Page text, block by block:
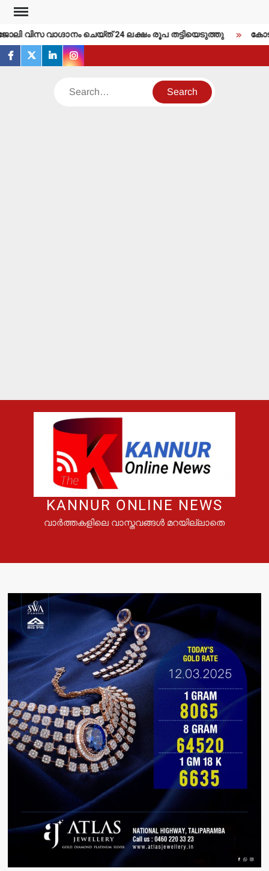
Skip
contentവിസ വാഗ്ദാനം ചെയ്ത് 24 ലക്ഷം രൂപ തട്ടിയെടുത്തു
facebook
twitterlinkedininstagram
Search
KANNUR ONLINE NEWS
വാർത്തകളിലെ വാസ്തവങ്ങൾ മറയില്ലാതെ